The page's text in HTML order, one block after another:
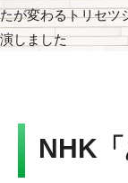
たが変わるトリセツ
演しました
NHK